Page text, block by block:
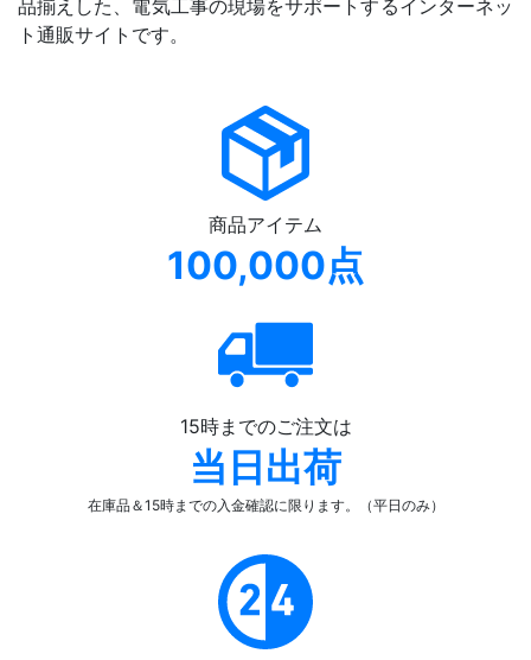
品揃えした、電気工事の現場をサポートするインターネッ
ト通販サイトです。
商品アイテム
100,000点
15時までのご注文は
当日出荷
在庫品＆15時までの入金確認に限ります。（平日のみ）